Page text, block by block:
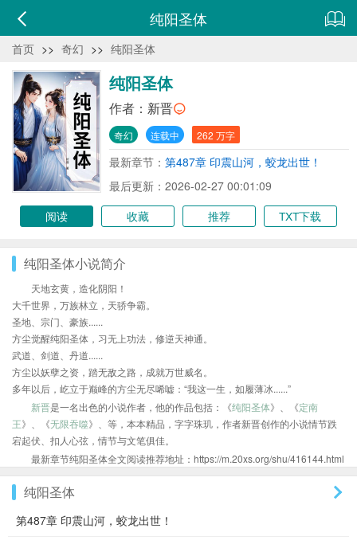
纯阳圣体
首页 >> 奇幻 >> 纯阳圣体
纯阳圣体
作者： 新晋
奇幻 连载中 262 万字
最新章节： 第487章 印震山河，蛟龙出世！
最后更新：2026-02-27 00:01:09
阅读
收藏 推荐 TXT下载
纯阳圣体小说简介
天地玄黄，造化阴阳！
大千世界，万族林立，天骄争霸。
圣地、宗门、豪族......
方尘觉醒纯阳圣体，习无上功法，修逆天神通。
武道、剑道、丹道......
方尘以妖孽之资，踏无敌之路，成就万世威名。
多年以后，屹立于巅峰的方尘无尽唏嘘：“我这一生，如履薄冰......”
新晋是一名出色的小说作者，他的作品包括：《纯阳圣体》、《定南
王》、《无限吞噬》、等，本本精品，字字珠玑，作者新晋创作的小说情节跌
宕起伏、扣人心弦，情节与文笔俱佳。
最新章节纯阳圣体全文阅读推荐地址：https://m.20xs.org/shu/416144.html
纯阳圣体
第487章 印震山河，蛟龙出世！